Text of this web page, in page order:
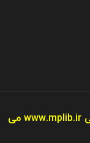
www.mplib.ir می